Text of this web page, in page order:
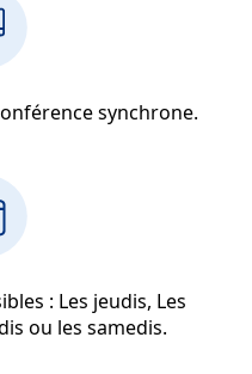
synchrone.
: Les jeudis, Les
ou les samedis.